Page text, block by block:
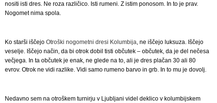
nositi isti dres. Ne roza različico. Isti rumeni. Z istim ponosom. In to je prav.
Nogomet nima spola.
Ko starši iščejo Otroški nogometni dresi Kolumbija, ne iščejo luksuza. Iščejo
veselje. Iščejo način, da bi otrok dobil tisti občutek – občutek, da je del nečesa
večjega. In ta občutek je enak, ne glede na to, ali je dres plačan 30 ali 80
evrov. Otrok ne vidi razlike. Vidi samo rumeno barvo in grb. In to mu je dovolj.
Nedavno sem na otroškem turnirju v Ljubljani videl deklico v kolumbijskem